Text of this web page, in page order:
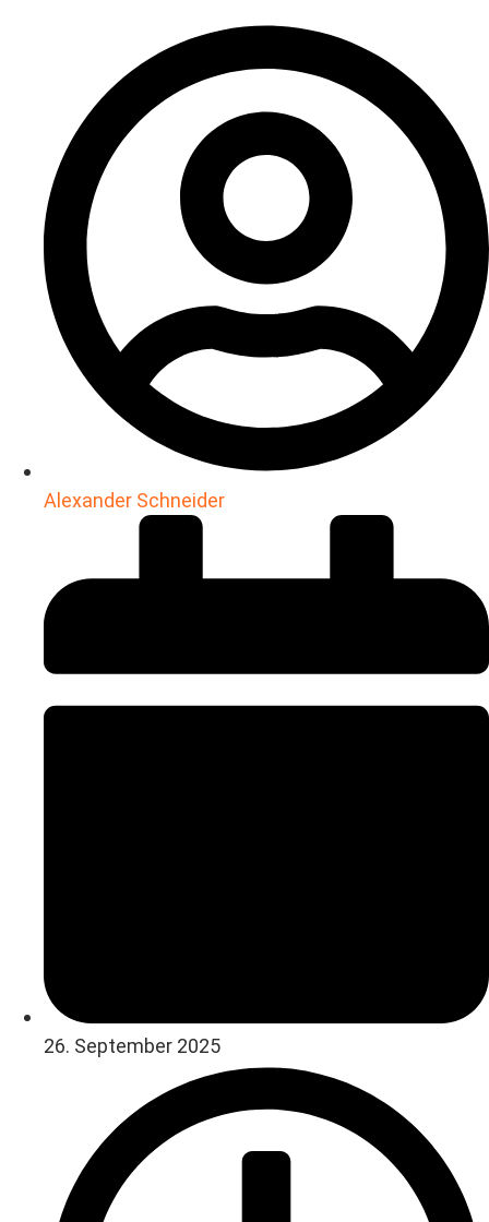
Alexander Schneider
26. September 2025